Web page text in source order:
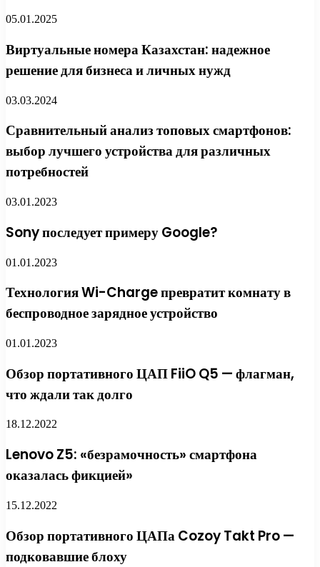
05.01.2025
Виртуальные номера Казахстан: надежное
решение для бизнеса и личных нужд
03.03.2024
Сравнительный анализ топовых смартфонов:
выбор лучшего устройства для различных
потребностей
03.01.2023
Sony последует примеру Google?
01.01.2023
Технология Wi-Charge превратит комнату в
беспроводное зарядное устройство
01.01.2023
Обзор портативного ЦАП FiiO Q5 — флагман,
что ждали так долго
18.12.2022
Lenovo Z5: «безрамочность» смартфона
оказалась фикцией»
15.12.2022
Обзор портативного ЦАПа Cozoy Takt Pro —
подковавшие блоху